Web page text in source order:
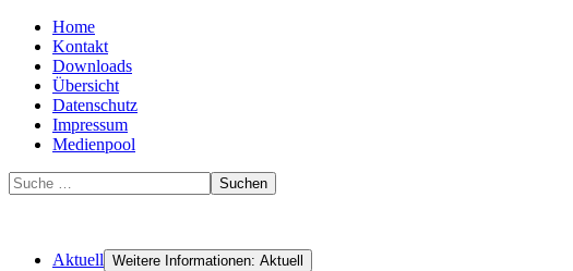
Home
Kontakt
Downloads
Übersicht
Datenschutz
Impressum
Medienpool
Suchen
Aktuell Weitere Informationen: Aktuell